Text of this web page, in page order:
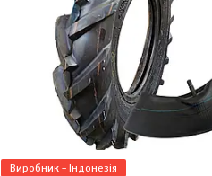
Виробник - Індонезія